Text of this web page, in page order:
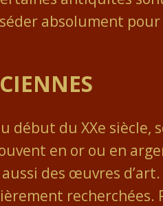
absolument
début du XXe siècle,
en or ou en
des œuvres
recherchées.